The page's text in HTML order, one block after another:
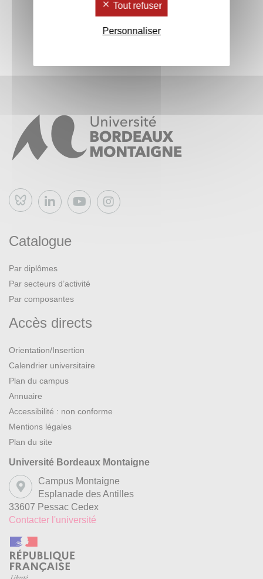
Bluesky
Catalogue
Par diplômes
Par secteurs d’activité
Par composantes
Accès directs
Orientation/Insertion
Calendrier universitaire
Plan du campus
Annuaire
Accessibilité : non conforme
Mentions légales
Plan du site
Université Bordeaux Montaigne
Campus Montaigne
Esplanade des Antilles
33607 Pessac Cedex
Contacter l'université
Tout refuser
Personnaliser